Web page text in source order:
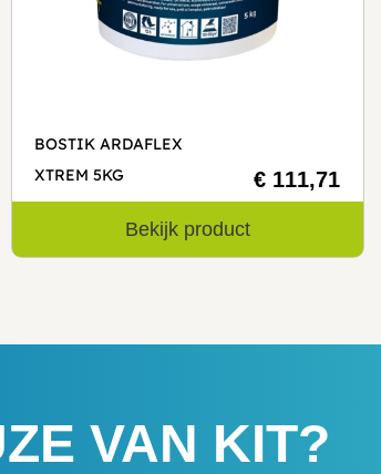
BOSTIK ARDAFLEX
XTREM 5KG
€ 111,71
Bekijk product
VAN KIT?